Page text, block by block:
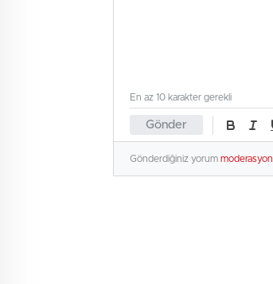
Gönder
En az 10 karakter gerekli
Gönderdiğiniz yorum moderasyon